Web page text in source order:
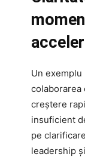
Un
colaborarea
creștere
insuficient
pe
leadership